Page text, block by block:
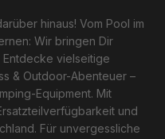
hinaus! Vom Pool im
Wir bringen Dir
vielseitige
& Outdoor-Abenteuer –
Equipment. Mit
und
Für unvergessliche